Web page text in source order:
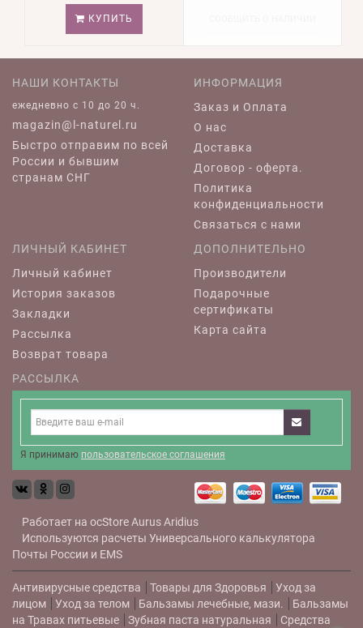
КУПИТЬ
НАШИ КОНТАКТЫ
ежедневно c 10 до 20 ч.
magazin@l-naturel.ru
Быстро отправим по всей
России и бывшим
странам СНГ
ИНФОРМАЦИЯ
Заказ и Оплата
О нас
Доставка
Договор - оферта.
Политика
конфиденциальности
Связаться с нами
ЛИЧНЫЙ КАБИНЕТ
Личный кабинет
История заказов
Закладки
Рассылка
Возврат товара
ДОПОЛНИТЕЛЬНО
Производители
Подарочные
сертификаты
Карта сайта
РАССЫЛКА
Я принимаю пользовательское соглашения
Работает на ocStoreAurusAridius
Используются расчеты Универсального калькулятора
Почты России и EMS
Антивирусные средства Товары для Здоровья
Уход за
лицом
Уход за телом Бальзамы лечебные, мази.
Бальзамы
на Травах питьевые
Зубная паста натуральная Средства